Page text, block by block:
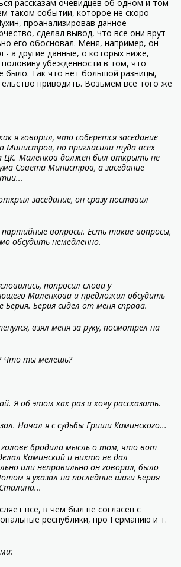
рассказам очевидцев об одном и том
таком событии, которое не скоро
проанализировав данное
сделал вывод, что все они врут -
его обосновал. Меня, например, он
- а другие данные, о которых ниже,
убежденности в том, что
было. Так что нет большой разницы,
приводить. Возьмем все того же
я говорил, что соберется заседание
Министров, но пригласили туда всех
ЦК. Маленков должен был открыть не
Совета Министров, а заседание
заседание, он сразу поставил
вопросы. Есть такие вопросы,
обсудить немедленно.
попросил слова у
Маленкова и предложил обсудить
Берия сидел от меня справа.
взял меня за руку, посмотрел на
Что ты мелешь?
Я об этом как раз и хочу рассказать.
Начал я с судьбы Гриши Каминского...
голове бродила мысль о том, что вот
Каминский и никто не дал
или неправильно он говорил, было
я указал на последние шаги Берия
все, в чем был не согласен с
республики, про Германию и т.